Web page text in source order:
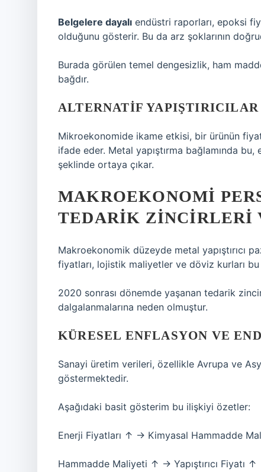
Belgelere dayalı endüstri raporları, epoksi
olduğunu gösterir. Bu da arz şoklarının
Burada görülen temel dengesizlik, ham
bağdır.
ALTERNATIF
Mikroekonomide ikame etkisi, bir ürünün
ifade eder. Metal yapıştırma bağlamında
şeklinde ortaya çıkar.
MAKROEKONOMI
TEDARIK ZINCIRLERI
Makroekonomik düzeyde metal yapıştırıcı
fiyatları, lojistik maliyetler ve döviz kurları
2020 sonrası dönemde yaşanan tedarik
dalgalanmalarına neden olmuştur.
KÜRESEL ENFLASYON VE
Sanayi üretim verileri, özellikle Avrupa ve
göstermektedir.
Aşağıdaki basit gösterim bu ilişkiyi özetler:
Enerji Fiyatları ↑ → Kimyasal Hammadde
Hammadde Maliyeti ↑ → Yapıştırıcı Fiyatı ↑